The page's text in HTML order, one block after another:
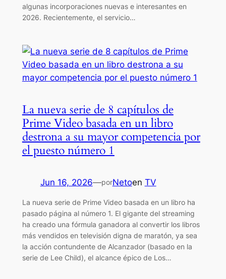
algunas incorporaciones nuevas e interesantes en
2026. Recientemente, el servicio…
La nueva serie de 8 capítulos de
Prime Video basada en un libro
destrona a su mayor competencia por
el puesto número 1
Jun 16, 2026—porNetoen TV
La nueva serie de Prime Video basada en un libro ha
pasado página al número 1. El gigante del streaming
ha creado una fórmula ganadora al convertir los libros
más vendidos en televisión digna de maratón, ya sea
la acción contundente de Alcanzador (basado en la
serie de Lee Child), el alcance épico de Los…